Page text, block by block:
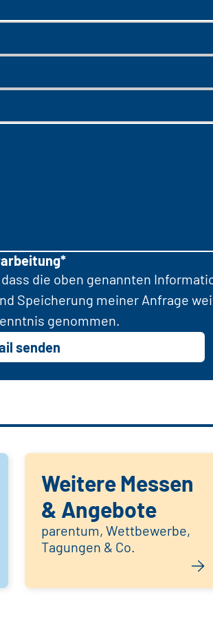
die oben genannten
Speicherung meiner Anfrage
genommen.
senden
Weitere Messen
& Angebote
parentum, Wettbewerbe,
Tagungen & Co.